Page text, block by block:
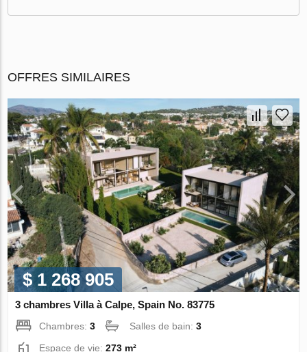
OFFRES SIMILAIRES
$ 1 268 905
3 chambres Villa à Calpe, Spain No. 83775
Chambres:3 Salles de bain:3
Espace de vie:273 m²